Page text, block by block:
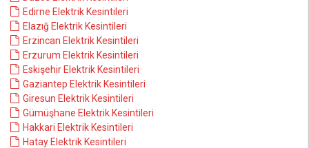
Edirne Elektrik Kesintileri
Elazığ Elektrik Kesintileri
Erzincan Elektrik Kesintileri
Erzurum Elektrik Kesintileri
Eskişehir Elektrik Kesintileri
Gaziantep Elektrik Kesintileri
Giresun Elektrik Kesintileri
Gümüşhane Elektrik Kesintileri
Hakkari Elektrik Kesintileri
Hatay Elektrik Kesintileri